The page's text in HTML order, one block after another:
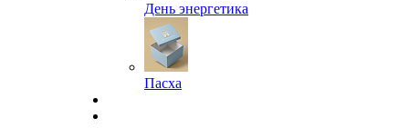
День энергетика
Пасха